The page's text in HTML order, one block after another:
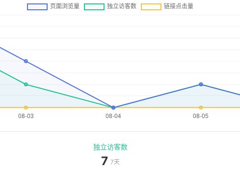
独立访客数
7 7天